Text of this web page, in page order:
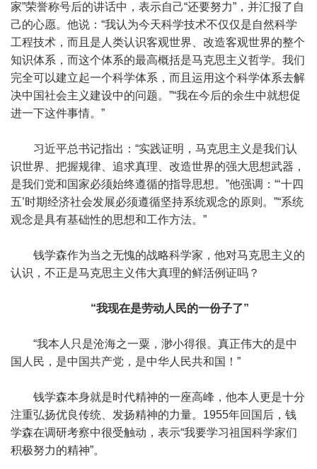
家”荣誉称号后的讲话中，表示自己“还要努力”，并汇报了自
己的心愿。他说：“我认为今天科学技术不仅仅是自然科学
工程技术，而且是人类认识客观世界、改造客观世界的整个
知识体系，而这个体系的最高概括是马克思主义哲学。我们
完全可以建立起一个科学体系，而且运用这个科学体系去解
决中国社会主义建设中的问题。”“我在今后的余生中就想促
进一下这件事情。”
习近平总书记指出：“实践证明，马克思主义是我们认
识世界、把握规律、追求真理、改造世界的强大思想武器，
是我们党和国家必须始终遵循的指导思想。”他强调：“‘十四
五’时期经济社会发展必须遵循坚持系统观念的原则。”“系统
观念是具有基础性的思想和工作方法。”
钱学森作为当之无愧的战略科学家，他对马克思主义的
认识，不正是马克思主义伟大真理的鲜活例证吗？
“我现在是劳动人民的一份子了”
“我本人只是沧海之一粟，渺小得很。真正伟大的是中
国人民，是中国共产党，是中华人民共和国！”
钱学森本身就是时代精神的一座高峰，他本人更是十分
注重弘扬优良传统、发扬精神的力量。1955年回国后，钱
学森在调研考察中很受触动，表示“我要学习祖国科学家们
积极努力的精神”。